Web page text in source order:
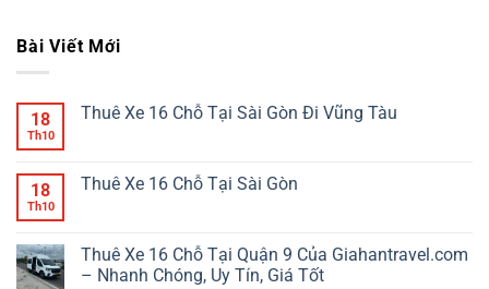
Bài Viết Mới
18
Th10
Thuê Xe 16 Chỗ Tại Sài Gòn Đi Vũng Tàu
18
Th10
Thuê Xe 16 Chỗ Tại Sài Gòn
Thuê Xe 16 Chỗ Tại Quận 9 Của Giahantravel.com
– Nhanh Chóng, Uy Tín, Giá Tốt